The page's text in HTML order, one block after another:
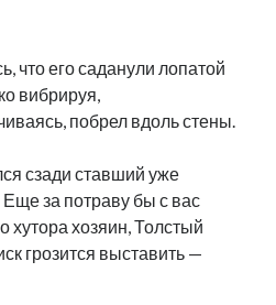
что его саданули лопатой
вибрируя,
побрел вдоль стены.
сзади ставший уже
за потраву бы с вас
хутора хозяин, Толстый
грозится выставить —